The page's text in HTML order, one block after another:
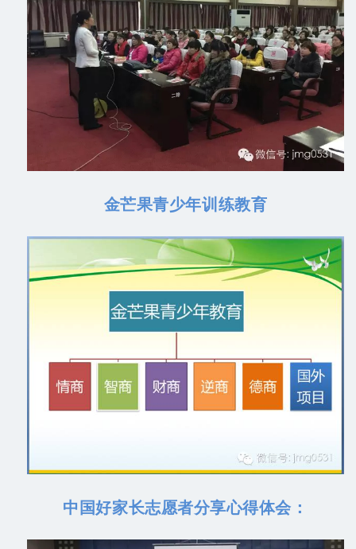
金芒果青少年训练教育
中国好家长志愿者分享心得体会：